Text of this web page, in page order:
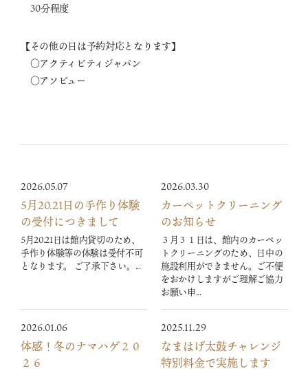
30分程度
【その他の日は予約対応となります】
〇アクティビティジャパン
〇アソビュー
2026.05.07
5月20.21日の手作り体験
の受付につきまして
5月20.21日は館内貸切のため、
手作り体験等の体験は受付不可
となります。 ご了承下さい。...
2026.03.30
カーペットクリーニング
のお知らせ
３月３１日は、館内のカーペッ
トクリーニングのため、日中の
施設利用ができません。ご不便
をおかけしますがご理解ご協力
お願い申...
2026.01.06
体感！冬のナマハゲ２０
２６
2025.11.29
なまはげ太鼓チャレンジ
特別料金で実施します